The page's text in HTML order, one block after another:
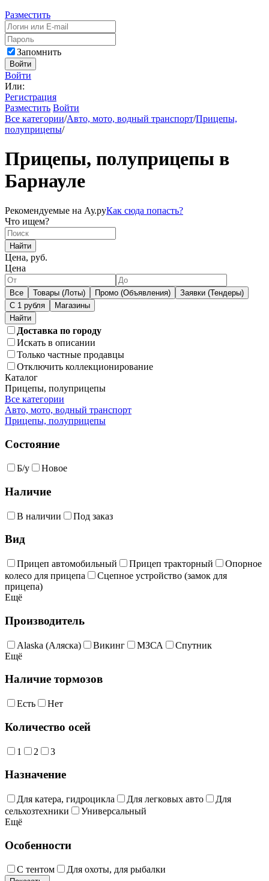
Разместить
Запомнить
Войти
Войти
Или:
Регистрация
Разместить Войти
Все категории/Авто, мото, водный транспорт/Прицепы,
полуприцепы/
Прицепы, полуприцепы в
Барнауле
Рекомендуемые на Ау.руКак сюда попасть?
Что ищем?
Найти
Цена, руб.
Цена
Все Товары (Лоты) Промо (Объявления)
Заявки (Тендеры)
С 1 рубля
Магазины
Доставка по городу
Искать в описании
Только частные продавцы
Отключить коллекционирование
Каталог
Прицепы, полуприцепы
Все категории
Авто, мото, водный транспорт
Прицепы, полуприцепы
Состояние
Б/у Новое
Наличие
В наличии Под заказ
Вид
Прицеп автомобильный Прицеп тракторный
Опорное
колесо для прицепа
Сцепное устройство (замок для
прицепа)
Ещё
Производитель
Alaska (Аляска) Викинг МЗСА
Спутник
Ещё
Наличие тормозов
Есть Нет
Количество осей
1 2 3
Назначение
Для катера, гидроцикла Для легковых авто
Для
сельхозтехники
Универсальный
Ещё
Особенности
С тентом Для охоты, для рыбалки